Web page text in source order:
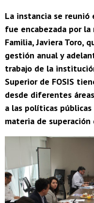
La instancia se reunió
fue encabezada por
Familia, Javiera Toro,
gestión anual y
trabajo de la
Superior de FOSIS
desde diferentes
a las políticas
materia de superación